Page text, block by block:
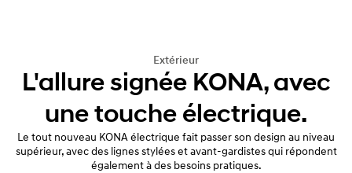
Extérieur
L'allure signée KONA, avec
une touche électrique.
Le tout nouveau KONA électrique fait passer son design au niveau
supérieur, avec des lignes stylées et avant-gardistes qui répondent
également à des besoins pratiques.